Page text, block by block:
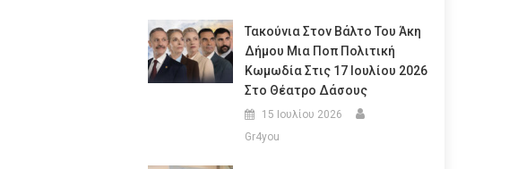
Τακούνια Στον Βάλτο Του Άκη
Δήμου Μια Ποπ Πολιτική
Κωμωδία Στις 17 Ιουλίου 2026
Στο Θέατρο Δάσους
15 Ιουλίου 2026
Gr4you